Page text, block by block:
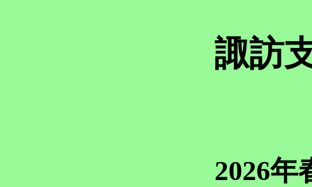
諏訪
2026年